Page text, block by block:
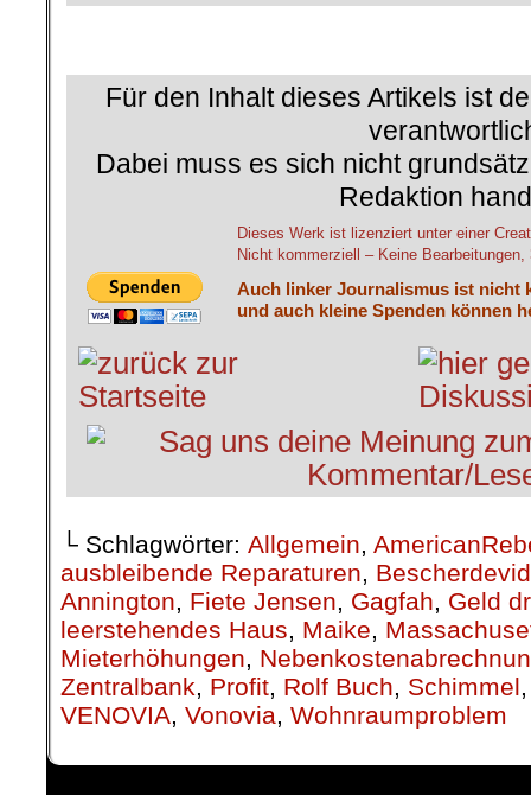
Für den Inhalt dieses Artikels ist
Dabei muss es sich nicht
Redaktion
Dieses Werk ist lizenziert unter einer
Nicht kommerziell – Keine
Auch linker Journalismus ist nicht
und auch kleine Spenden können
└ Schlagwörter: Allgemein,
ausbleibende Reparaturen,
Annington, Fiete Jensen, Gagfah, Geld
leerstehendes Haus, Maike,
Mieterhöhungen,
Zentralbank, Profit, Rolf Buch, Schimmel
VENOVIA, Vonovia, Wohnraumproblem